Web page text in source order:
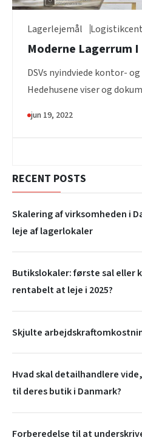
Lagerlejemål
Moderne Lagerrum
DSVs nyindviede kontor-
Hedehusene viser og
jun 19, 2022
RECENT POSTS
Skalering af virksomheden i
leje af lagerlokaler
Butikslokaler: første sal eller
rentabelt at leje i 2025?
Skjulte
Hvad skal detailhandlere
til deres butik i Danmark?
Forberedelse til at